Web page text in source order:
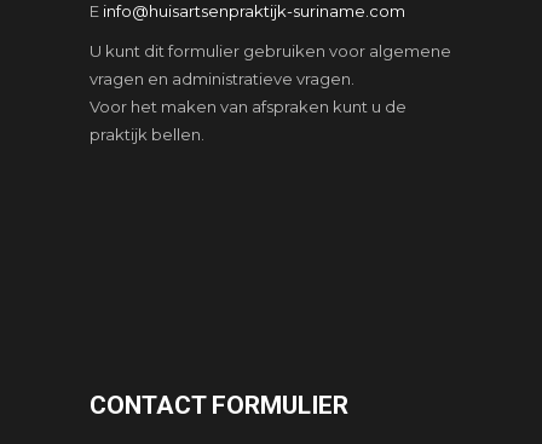
E info@huisartsenpraktijk-suriname.com
U kunt dit formulier gebruiken voor algemene
vragen en administratieve vragen.
Voor het maken van afspraken kunt u de
praktijk bellen.
CONTACT FORMULIER